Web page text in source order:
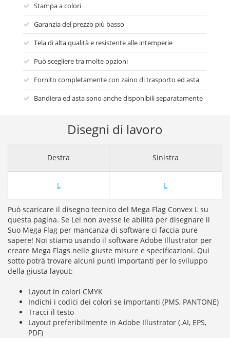
Stampa a colori
Garanzia del prezzo più basso
Tela di alta qualità e resistente alle intemperie
Può scegliere tra molte opzioni
Fornito completamente con zaino di trasporto ed asta
Bandiera ed asta sono anche disponibili separatamente
Disegni di lavoro
Destra Sinistra
L L
Può scaricare il disegno tecnico del Mega Flag Convex L su
questa pagina. Se Lei non avesse le abilità per disegnare il
Suo Mega Flag per mancanza di software ci faccia pure
sapere! Noi stiamo usando il software Adobe Illustrator per
creare Mega Flags nelle giuste misure e specificazioni. Qui
sotto potrà trovare alcuni punti importanti per lo sviluppo
della giusta layout:
Layout in colori CMYK
Indichi i codici dei colori se importanti (PMS, PANTONE)
Tracci il testo
Layout preferibilmente in Adobe Illustrator (.AI, EPS,
PDF)